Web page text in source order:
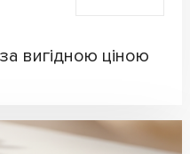
вигідною ціною